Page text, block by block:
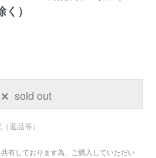
）
sold out
返品等）
有しております為、ご購入していただい